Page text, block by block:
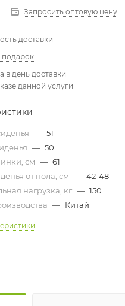
Запросить оптовую цену
доставки
подарок
в день доставки
данной услуги
— 51
— 50
см — 61
от пола, см — 42-48
нагрузка, кг — 150
— Китай